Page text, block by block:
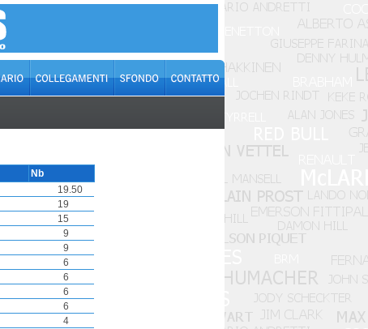
Nb
19.50
19
15
9
9
6
6
6
6
4